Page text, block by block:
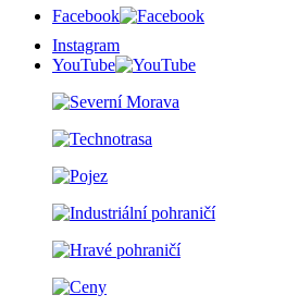
Facebook
Instagram
YouTube